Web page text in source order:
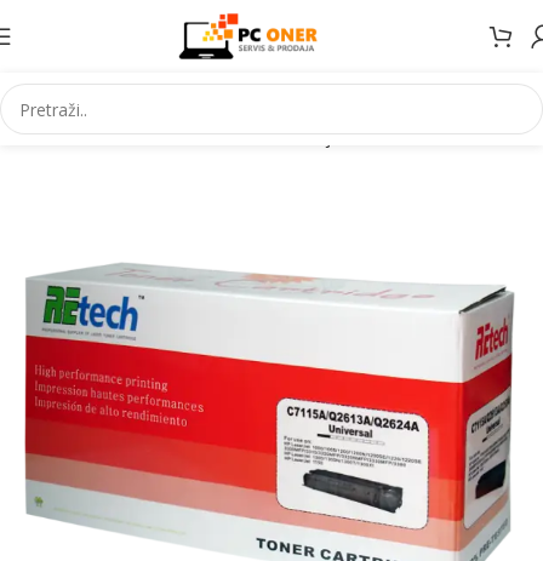
Početna Informatika Potrošni materijal Toneri